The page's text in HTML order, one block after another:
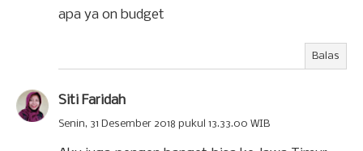
apa ya on budget
Balas
Siti Faridah
Senin, 31 Desember 2018 pukul 13.33.00 WIB